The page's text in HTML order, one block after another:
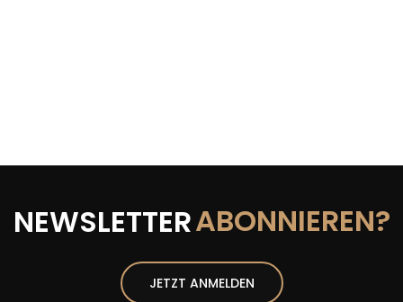
NEWSLETTERABONNIEREN?
JETZT ANMELDEN